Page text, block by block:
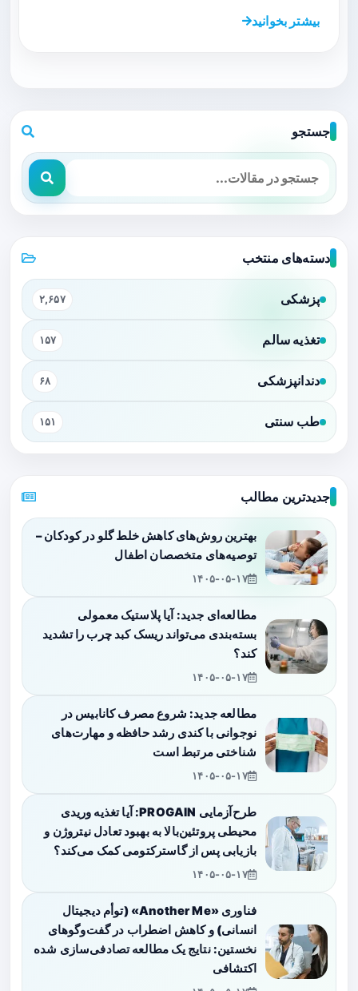
بیشتر بخوانید
جستجو
دسته‌های منتخب
پزشکی ۲,۶۵۷
تغذیه سالم ۱۵۷
دندانپزشکی ۶۸
طب سنتی ۱۵۱
جدیدترین مطالب
بهترین روش‌های کاهش خلط گلو در کودکان –
توصیه‌های متخصصان اطفال
۱۴۰۵-۰۵-۱۷
مطالعه‌ای جدید: آیا پلاستیک معمولی
بسته‌بندی می‌تواند ریسک کبد چرب را تشدید
کند؟
۱۴۰۵-۰۵-۱۷
مطالعه جدید: شروع مصرف کانابیس در
نوجوانی با کندی رشد حافظه و مهارت‌های
شناختی مرتبط است
۱۴۰۵-۰۵-۱۷
طرح‌آزمایی PROGAIN: آیا تغذیه وریدی
محیطی پروتئین‌بالا به بهبود تعادل نیتروژن و
بازیابی پس از گاسترکتومی کمک می‌کند؟
۱۴۰۵-۰۵-۱۷
فناوری «Another Me» (توأم دیجیتال
انسانی) و کاهش اضطراب در گفت‌وگوهای
نخستین: نتایج یک مطالعه تصادفی‌سازی شده
اکتشافی